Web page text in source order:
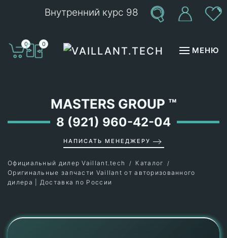
Внутренний курс 98
0 0
МЕНЮ
MASTERS GROUP ™
8 (921) 960-42-04
НАПИСАТЬ МЕНЕДЖЕРУ
Официальный дилер Vaillant.tech
Каталог
Оригинальные запчасти Vaillant от авторизованного
дилера | Доставка по России